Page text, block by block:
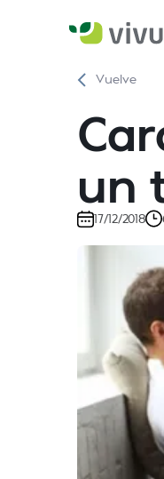
Vuelve
un
17/12/2018